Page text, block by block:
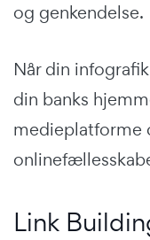
og genkendelse.
Når din
din banks
medieplatforme
Link